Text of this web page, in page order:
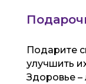
Подарите
улучшить
Здоровье